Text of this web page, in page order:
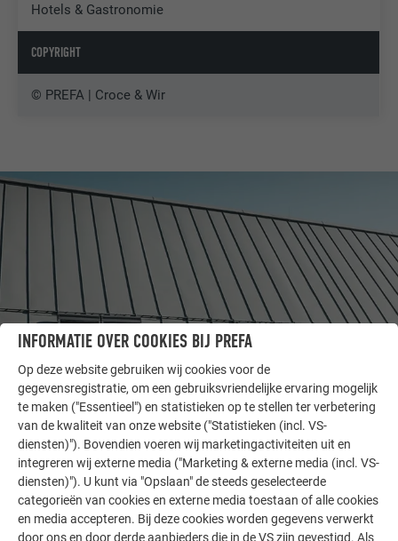
Hotels & Gastronomie
COPYRIGHT
© PREFA | Croce & Wir
LAAT U INSPIREREN
ANDERE OBJECTEN
De PREFA referentiegallerij laat zien hoe veelzijdig
aluminium kan worden toegepast. Ontdek meer
indrukwekkende projecten met de duurzame PREFA
aluminiumoplossingen voor dak, zonne-energie en
INFORMATIE OVER COOKIES BIJ PREFA
Op deze website gebruiken wij cookies voor de
gegevensregistratie, om een gebruiksvriendelijke ervaring mogelijk
te maken ("Essentieel") en statistieken op te stellen ter verbetering
van de kwaliteit van onze website ("Statistieken (incl. VS-
diensten)"). Bovendien voeren wij marketingactiviteiten uit en
integreren wij externe media ("Marketing & externe media (incl. VS-
diensten)"). U kunt via "Opslaan" de steeds geselecteerde
categorieën van cookies en externe media toestaan of alle cookies
en media accepteren. Bij deze cookies worden gegevens verwerkt
door ons en door derde aanbieders die in de VS zijn gevestigd. Als